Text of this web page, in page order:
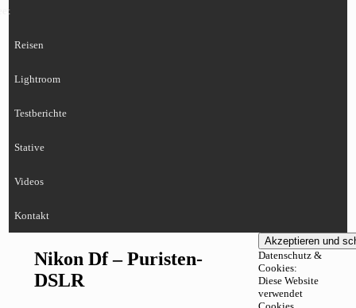
Reisen
Lightroom
Testberichte
Stative
Videos
Kontakt
Nikon Df – Puristen-
DSLR
Datenschutz &
Cookies:
Diese Website
verwendet